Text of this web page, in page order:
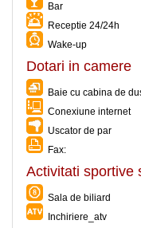
Bar
Receptie 24/24h
Wake-up
Dotari in camere
Baie cu cabina de
Conexiune internet
Uscator de par
Fax:
Activitati sportive
Sala de biliard
Inchiriere_atv